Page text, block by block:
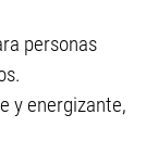
personas
y energizante,